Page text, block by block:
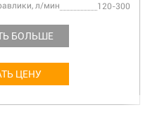
л/мин
120-300
БОЛЬШЕ
ЦЕНУ